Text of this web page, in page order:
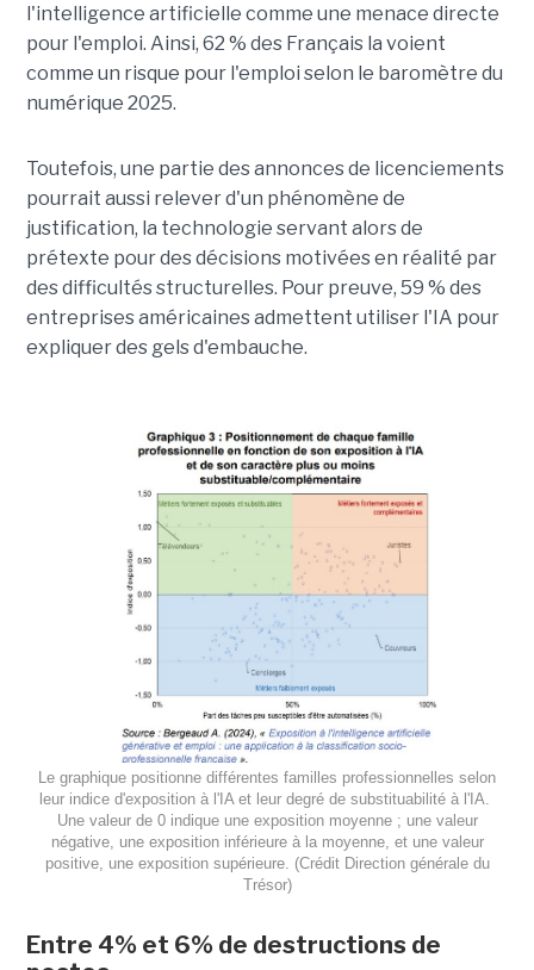
l'intelligence artificielle comme une menace directe
pour l'emploi. Ainsi, 62 % des Français la voient
comme un risque pour l'emploi selon le baromètre du
numérique 2025.
Toutefois, une partie des annonces de licenciements
pourrait aussi relever d'un phénomène de
justification, la technologie servant alors de
prétexte pour des décisions motivées en réalité par
des difficultés structurelles. Pour preuve, 59 % des
entreprises américaines admettent utiliser l'IA pour
expliquer des gels d'embauche.
Le graphique positionne différentes familles professionnelles selon
leur indice d'exposition à l'IA et leur degré de substituabilité à l'IA.
Une valeur de 0 indique une exposition moyenne ; une valeur
négative, une exposition inférieure à la moyenne, et une valeur
positive, une exposition supérieure. (Crédit Direction générale du
Trésor)
Entre 4% et 6% de destructions de